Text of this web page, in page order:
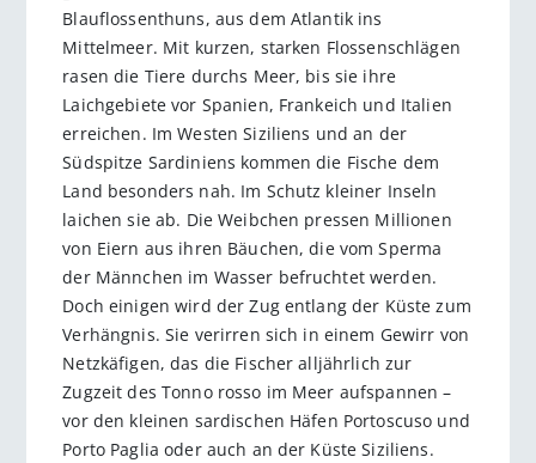
Blauflossenthuns, aus dem Atlantik ins
Mittelmeer. Mit kurzen, starken Flossenschlägen
rasen die Tiere durchs Meer, bis sie ihre
Laichgebiete vor Spanien, Frankeich und Italien
erreichen. Im Westen Siziliens und an der
Südspitze Sardiniens kommen die Fische dem
Land besonders nah. Im Schutz kleiner Inseln
laichen sie ab. Die Weibchen pressen Millionen
von Eiern aus ihren Bäuchen, die vom Sperma
der Männchen im Wasser befruchtet werden.
Doch einigen wird der Zug entlang der Küste zum
Verhängnis. Sie verirren sich in einem Gewirr von
Netzkäfigen, das die Fischer alljährlich zur
Zugzeit des Tonno rosso im Meer aufspannen –
vor den kleinen sardischen Häfen Portoscuso und
Porto Paglia oder auch an der Küste Siziliens.